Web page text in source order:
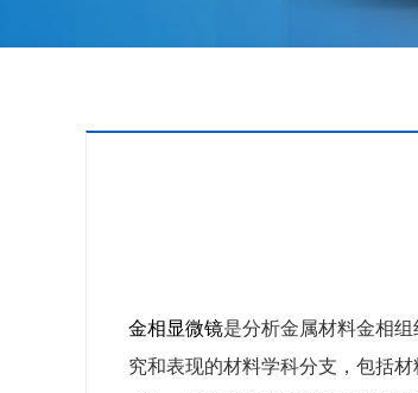
金相显微镜是分析金属材料金相
究和表现的材料学科分支，包括